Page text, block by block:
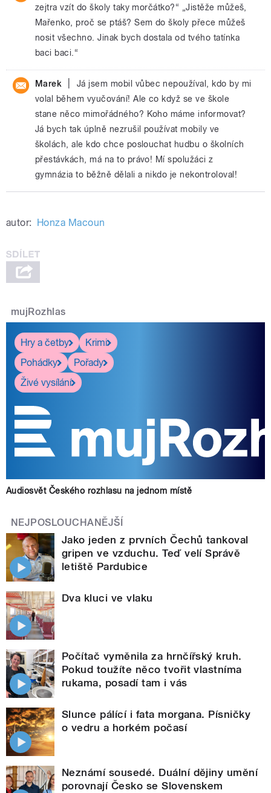
zejtra vzít do školy taky morčátko?“ „Jistěže můžeš,
Mařenko, proč se ptáš? Sem do školy přece můžeš
nosit všechno. Jinak bych dostala od tvého tatínka
baci baci.“
Marek
Já jsem mobil vůbec nepoužíval, kdo by mi
volal během vyučování! Ale co když se ve škole
stane něco mimořádného? Koho máme informovat?
Já bych tak úplně nezrušil používat mobily ve
školách, ale kdo chce poslouchat hudbu o školních
přestávkách, má na to právo! Mí spolužáci z
gymnázia to běžně dělali a nikdo je nekontroloval!
autor: Honza Macoun
mujRozhlas
Hry a četby
Krimi
Pohádky
Pořady
Živé vysílání
Audiosvět Českého rozhlasu na jednom místě
NEJPOSLOUCHANĚJŠÍ
Jako jeden z prvních Čechů tankoval
gripen ve vzduchu. Teď velí Správě
letiště Pardubice
Dva kluci ve vlaku
Počítač vyměnila za hrnčířský kruh.
Pokud toužíte něco tvořit vlastníma
rukama, posadí tam i vás
Slunce pálící i fata morgana. Písničky
o vedru a horkém počasí
Neznámí sousedé. Duální dějiny umění
porovnají Česko se Slovenskem